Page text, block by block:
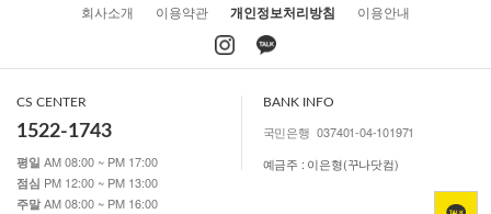
회사소개 이용약관 개인정보처리방침 이용안내
CS CENTER
1522-1743
평일 AM 08:00 ~ PM 17:00
점심 PM 12:00 ~ PM 13:00
주말 AM 08:00 ~ PM 16:00
BANK INFO
국민은행 037401-04-101971
예금주 : 이은형(꾸나닷컴)